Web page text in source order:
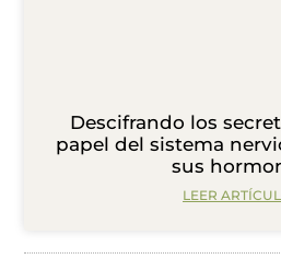
Descifrando los
papel del sistema
sus
LEER